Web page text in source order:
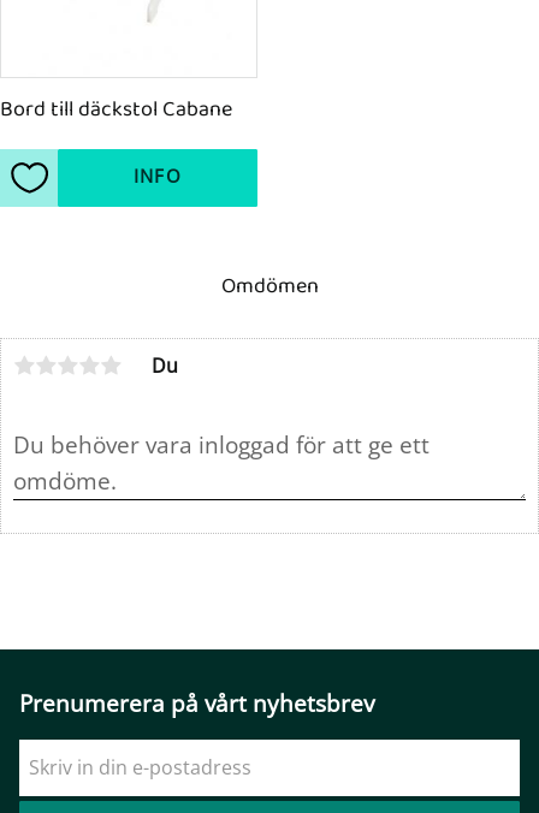
Omdömen
Du
Bord till däckstol Cabane
Lägg till i favoriter
INFO
Prenumerera på vårt nyhetsbrev